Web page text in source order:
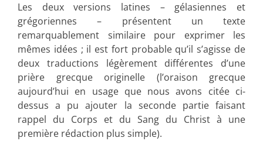
Les deux versions latines – gélasiennes et
grégoriennes – présentent un texte
remarquablement similaire pour exprimer les
mêmes idées ; il est fort probable qu’il s’agisse de
deux traductions légèrement différentes d’une
prière grecque originelle (l’oraison grecque
aujourd’hui en usage que nous avons citée ci-
dessus a pu ajouter la seconde partie faisant
rappel du Corps et du Sang du Christ à une
première rédaction plus simple).